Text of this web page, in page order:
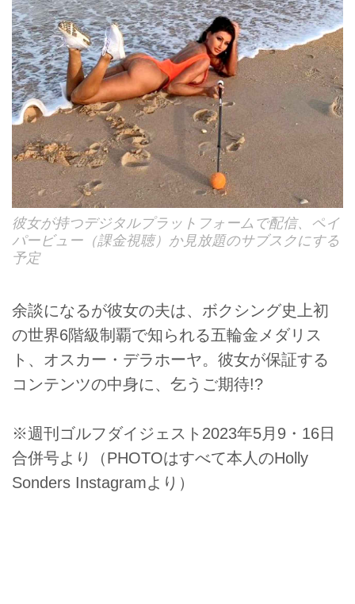
彼女が持つデジタルプラットフォームで配信、ペイ
パービュー（課金視聴）か見放題のサブスクにする
予定
余談になるが彼女の夫は、ボクシング史上初
の世界6階級制覇で知られる五輪金メダリス
ト、オスカー・デラホーヤ。彼女が保証する
コンテンツの中身に、乞うご期待!?
※週刊ゴルフダイジェスト2023年5月9・16日
合併号より（PHOTOはすべて本人のHolly
Sonders Instagramより）